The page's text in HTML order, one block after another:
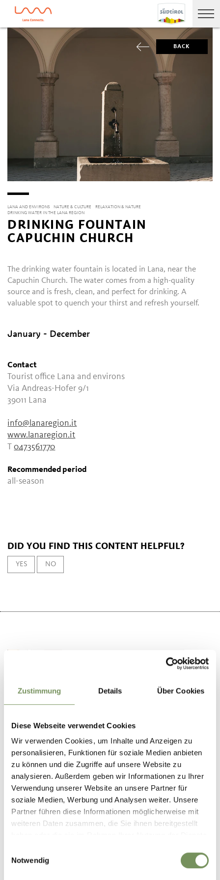
Zustimmung Details Über Cookies
Diese Webseite verwendet Cookies
Wir verwenden Cookies, um Inhalte und Anzeigen zu
personalisieren, Funktionen für soziale Medien anbieten
zu können und die Zugriffe auf unsere Website zu
analysieren. Außerdem geben wir Informationen zu Ihrer
Verwendung unserer Website an unsere Partner für
soziale Medien, Werbung und Analysen weiter. Unsere
Partner führen diese Informationen möglicherweise mit
weiteren Daten zusammen, die Sie ihnen bereitgestellt
Notwendig
BACK
LANA AND ENVIRONS NATURE & CULTURE
RELAXATION & NATURE
DRINKING WATER IN THE LANA REGION
DRINKING FOUNTAIN
CAPUCHIN CHURCH
The drinking water fountain is located in Lana, near the
Capuchin Church. The water comes from a high-quality
source and is fresh, clean, and perfect for drinking. A
valuable spot to quench your thirst and refresh yourself.
January - December
Contact
Tourist office Lana and environs
Via Andreas-Hofer 9/1
39011 Lana
info@lanaregion.it
www.lanaregion.it
T0473561770
Recommended period
all-season
DID YOU FIND THIS CONTENT HELPFUL?
YES NO